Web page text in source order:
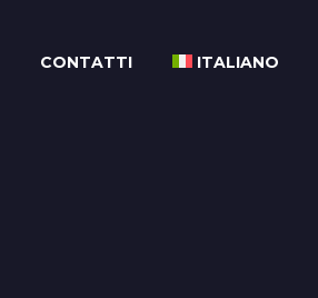
CONTATTI ITALIANO